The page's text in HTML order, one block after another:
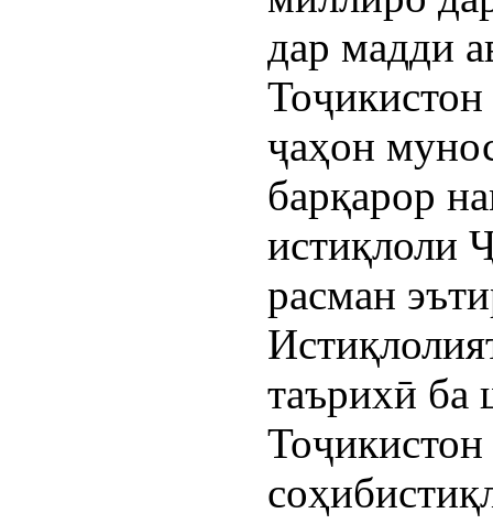
дар мадди
ҷаҳон
барқарор
истиқлоли
расман
таърихӣ ба